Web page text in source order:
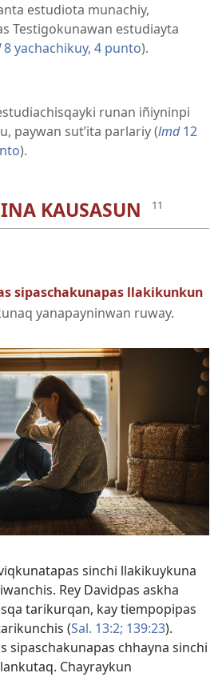
estudiota munachiy,
Testigokunawan estudiayta
8 yachachikuy, 4 punto).
runan iñiyninpi
paywan sut’ita parlariy (lmd12
).
KAUSASUN
sipaschakunapas llakikunkun
yanapayninwan ruway.
sinchi llakikuykuna
Rey Davidpas askha
tarikurqan, kay tiempopipas
(Sal. 13:2; 139:23).
sipaschakunapas chhayna sinchi
Chayraykun